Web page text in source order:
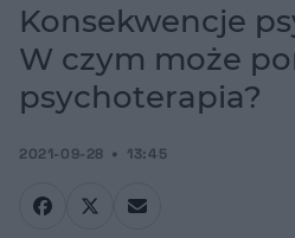
psychoterapii. W czym może pomóc
Konsekwencje
W czym może
psychoterapia?
2021-09-28 13:45